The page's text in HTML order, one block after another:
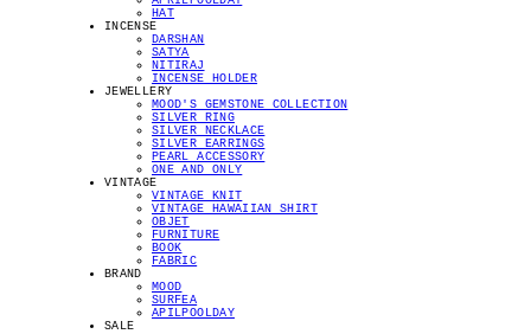
HAT
INCENSE
DARSHAN
SATYA
NITIRAJ
INCENSE HOLDER
JEWELLERY
MOOD'S GEMSTONE COLLECTION
SILVER RING
SILVER NECKLACE
SILVER EARRINGS
PEARL ACCESSORY
ONE AND ONLY
VINTAGE
VINTAGE KNIT
VINTAGE HAWAIIAN SHIRT
OBJET
FURNITURE
BOOK
FABRIC
BRAND
MOOD
SURFEA
APILPOOLDAY
SALE